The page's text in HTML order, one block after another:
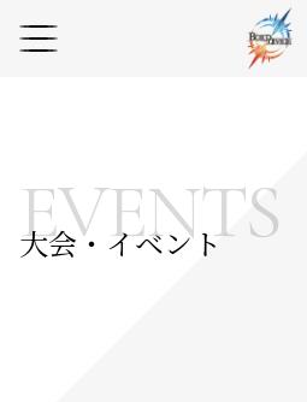
EVENTS
大会・イベント